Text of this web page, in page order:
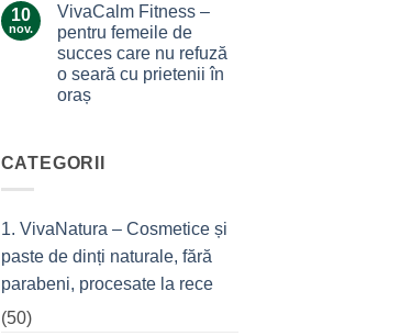
tree?
Ingredientul
de
top
10
nov.
VivaCalm Fitness –
pentru femeile de
succes care nu refuză
o seară cu prietenii în
oraș
VivaCalm
Fitness
de
care
refuză
CATEGORII
1. VivaNatura – Cosmetice și
paste de dinți naturale, fără
parabeni, procesate la rece
(50)